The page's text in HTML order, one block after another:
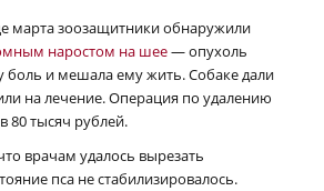
марта зоозащитники обнаружили
наростом на шее— опухоль
и мешала ему жить. Собаке дали
на лечение. Операция по удалению
80 тысяч рублей.
врачам удалось вырезать
пса не стабилизировалось.